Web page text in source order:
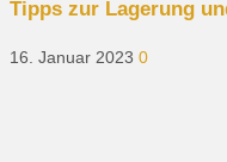
Tipps zur Lagerung
16. Januar 2023 0